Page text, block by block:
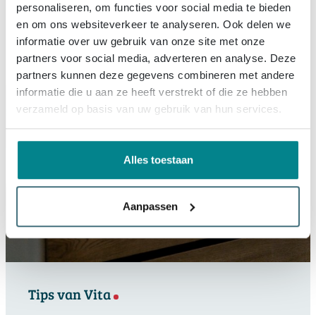
personaliseren, om functies voor social media te bieden
en om ons websiteverkeer te analyseren. Ook delen we
informatie over uw gebruik van onze site met onze
partners voor social media, adverteren en analyse. Deze
partners kunnen deze gegevens combineren met andere
informatie die u aan ze heeft verstrekt of die ze hebben
verzameld op basis van uw gebruik van hun services.
Alles toestaan
Aanpassen
Tips van Vita